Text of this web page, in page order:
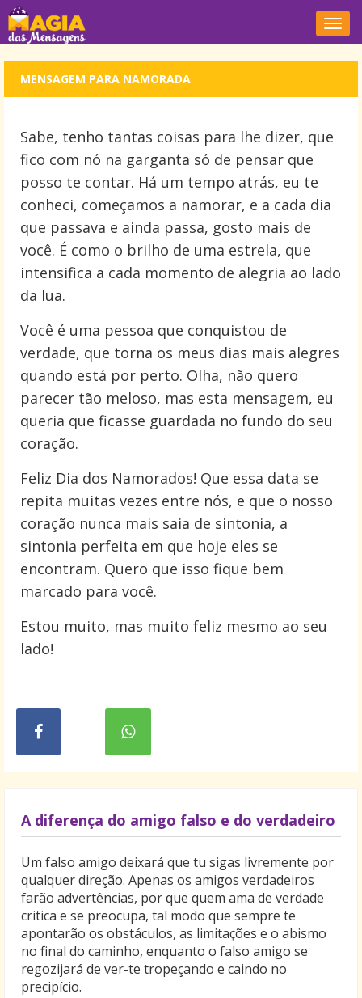
MENSAGEM PARA NAMORADA
Sabe, tenho tantas coisas para lhe dizer, que
fico com nó na garganta só de pensar que
posso te contar. Há um tempo atrás, eu te
conheci, começamos a namorar, e a cada dia
que passava e ainda passa, gosto mais de
você. É como o brilho de uma estrela, que
intensifica a cada momento de alegria ao lado
da lua.
Você é uma pessoa que conquistou de
verdade, que torna os meus dias mais alegres
quando está por perto. Olha, não quero
parecer tão meloso, mas esta mensagem, eu
queria que ficasse guardada no fundo do seu
coração.
Feliz Dia dos Namorados! Que essa data se
repita muitas vezes entre nós, e que o nosso
coração nunca mais saia de sintonia, a
sintonia perfeita em que hoje eles se
encontram. Quero que isso fique bem
marcado para você.
Estou muito, mas muito feliz mesmo ao seu
lado!
A diferença do amigo falso e do verdadeiro
Um falso amigo deixará que tu sigas livremente por
qualquer direção. Apenas os amigos verdadeiros
farão advertências, por que quem ama de verdade
critica e se preocupa, tal modo que sempre te
apontarão os obstáculos, as limitações e o abismo
no final do caminho, enquanto o falso amigo se
regozijará de ver-te tropeçando e caindo no
precipício.